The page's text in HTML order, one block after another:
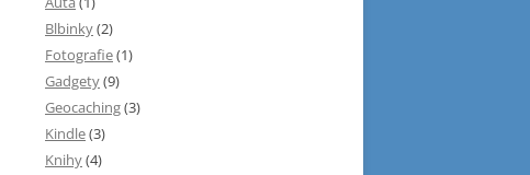
Blbinky(2)
Fotografie(1)
Gadgety(9)
Geocaching(3)
Kindle(3)
Knihy(4)